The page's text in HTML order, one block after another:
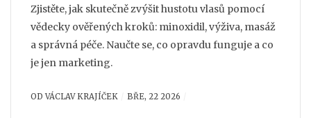
Zjistěte, jak skutečně zvýšit hustotu vlasů pomocí
vědecky ověřených kroků: minoxidil, výživa, masáž
a správná péče. Naučte se, co opravdu funguje a co
je jen marketing.
ODVÁCLAV KRAJÍČEK BŘE, 22 2026